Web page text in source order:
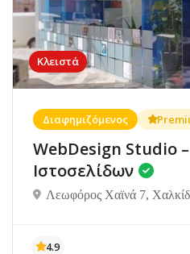
Κλειστά
Διαφημιζόμενος
WebDesign Studio
Ιστοσελίδων
Λεωφόρος Χαϊνά 7,